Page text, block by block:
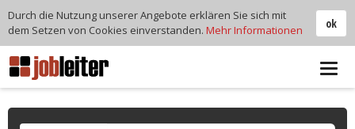
ok
Durch die Nutzung unserer Angebote erklären Sie sich mit
dem Setzen von Cookies einverstanden. Mehr Informationen